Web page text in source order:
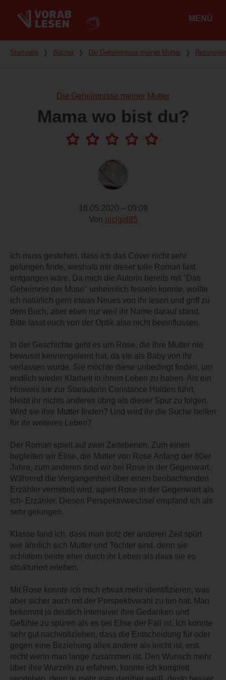
MENÜ
Du bist hier
Startseite ❭ Bücher ❭ Die Geheimnisse meiner Mutter ❭
Die Geheimnisse meiner Mutter
Mama wo bist du?
16.05.2020 – 09:09
Von nicigirl85
Ich muss gestehen, dass ich das Cover nicht sehr
gelungen finde, weshalb mir dieser tolle Roman fast
entgangen wäre. Da mich die Autorin bereits mit "Das
Geheimnis der Muse" unheimlich fesseln konnte, wollte
ich natürlich gern etwas Neues von ihr lesen und griff zu
dem Buch, aber eben nur weil ihr Name darauf stand.
Bitte lasst euch von der Optik also nicht beeinflussen.
In der Geschichte geht es um Rose, die ihre Mutter nie
bewusst kennengelernt hat, da sie als Baby von ihr
verlassen wurde. Sie möchte diese unbedingt finden, um
endlich wieder Klarheit in ihrem Leben zu haben. Als ein
Hinweis sie zur Starautorin Constance Holden führt,
bleibt ihr nichts anderes übrig als dieser Spur zu folgen.
Wird sie ihre Mutter finden? Und wird ihr die Suche helfen
für ihr weiteres Leben?
Der Roman spielt auf zwei Zeitebenen. Zum einen
begleiten wir Elise, die Mutter von Rose Anfang der 80er
Jahre, zum anderen sind wir bei Rose in der Gegenwart.
Während die Vergangenheit über einen beobachtenden
Erzähler vermittelt wird, agiert Rose in der Gegenwart als
Ich- Erzähler. Diesen Perspektivwechsel empfand ich als
sehr gelungen.
Klasse fand ich, dass man trotz der anderen Zeit spürt
wie ähnlich sich Mutter und Tochter sind, denn sie
schlittern beide eher durch ihr Leben als dass sie es
strukturiert erleben.
Mit Rose konnte ich mich etwas mehr identifizieren, was
aber sicher auch mit der Perspektivwahl zu tun hat. Man
bekommt ja deutlich intensiver ihre Gedanken und
Gefühle zu spüren als es bei Elise der Fall ist. Ich konnte
sehr gut nachvollziehen, dass die Entscheidung für oder
gegen eine Beziehung alles andere als leicht ist, erst
recht wenn man lange zusammen ist. Den Wunsch mehr
über ihre Wurzeln zu erfahren, konnte ich komplett